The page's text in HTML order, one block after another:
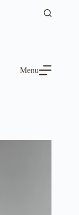
Menu